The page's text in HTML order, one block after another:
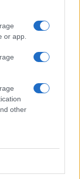
or app.
other
nel mondo del
i giochi
pandemia. E
legge di